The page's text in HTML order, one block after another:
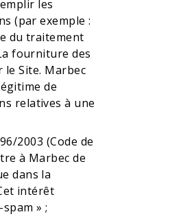
les
(par exemple :
du traitement
fourniture des
Site. Marbec
de
relatives à une
2003 (Code de
à Marbec de
dans la
intérêt
» ;